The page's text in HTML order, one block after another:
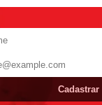
Cadastrar